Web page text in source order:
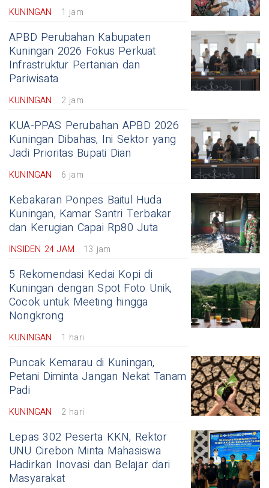
KUNINGAN 1 jam
APBD Perubahan Kabupaten
Kuningan 2026 Fokus Perkuat
Infrastruktur Pertanian dan
Pariwisata
KUNINGAN 2 jam
KUA-PPAS Perubahan APBD 2026
Kuningan Dibahas, Ini Sektor yang
Jadi Prioritas Bupati Dian
KUNINGAN 6 jam
Kebakaran Ponpes Baitul Huda
Kuningan, Kamar Santri Terbakar
dan Kerugian Capai Rp80 Juta
INSIDEN 24 JAM 13 jam
5 Rekomendasi Kedai Kopi di
Kuningan dengan Spot Foto Unik,
Cocok untuk Meeting hingga
Nongkrong
KUNINGAN 1 hari
Puncak Kemarau di Kuningan,
Petani Diminta Jangan Nekat Tanam
Padi
KUNINGAN 2 hari
Lepas 302 Peserta KKN, Rektor
UNU Cirebon Minta Mahasiswa
Hadirkan Inovasi dan Belajar dari
Masyarakat